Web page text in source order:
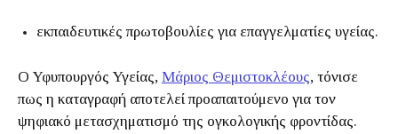
εκπαιδευτικές πρωτοβουλίες για επαγγελματίες υγείας.
Ο Υφυπουργός Υγείας, Μάριος Θεμιστοκλέους, τόνισε
πως η καταγραφή αποτελεί προαπαιτούμενο για τον
ψηφιακό μετασχηματισμό της ογκολογικής φροντίδας.